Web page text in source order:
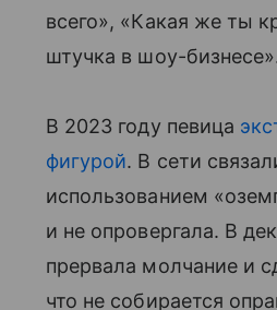
всего», «Какая же ты
штучка в шоу-
В 2023 году певица
фигурой. В сети
использованием
и не опровергала. В
прервала молчание и
что не собирается